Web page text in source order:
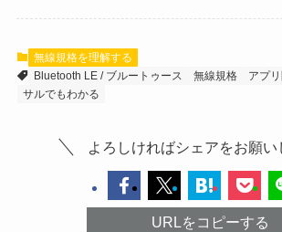
無線規格を理解する
Bluetooth LE / ブルートゥース
無線規格 アプ
サルでもわかる
よろしければシェアをお願い
URLをコピーする